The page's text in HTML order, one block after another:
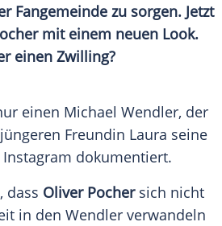
Fangemeinde zu sorgen. Jetzt
mit einem neuen Look.
einen Zwilling?
einen Michael Wendler, der
Freundin Laura seine
Instagram dokumentiert.
dass Oliver Pocher sich nicht
in den Wendler verwandeln